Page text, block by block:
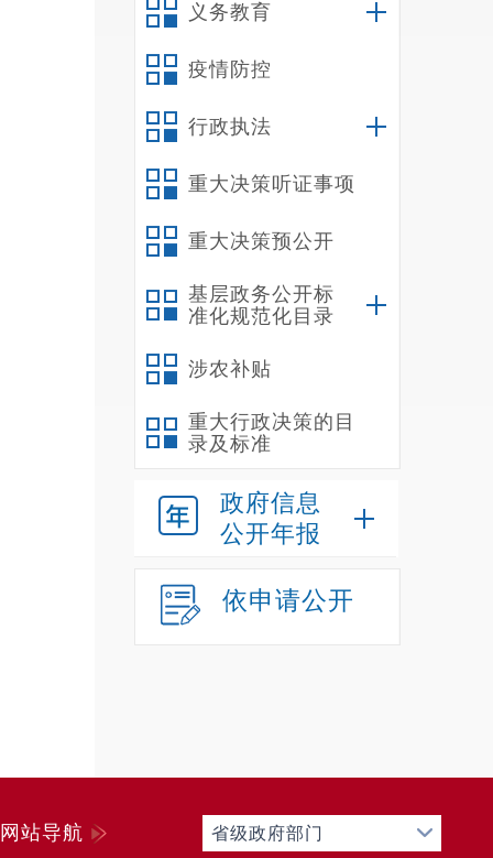
义务教育
疫情防控
行政执法
重大决策听证事项
重大决策预公开
基层政务公开标
准化规范化目录
涉农补贴
重大行政决策的目
录及标准
政府信息
公开年报
依申请公开
网站导航 省级政府部门